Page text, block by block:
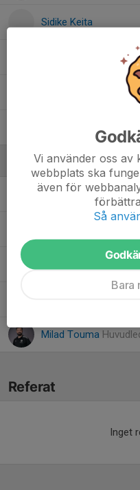
Sidike Keita
19. Theodor Ringborg
21. Vilhelm Hansson
10. Yohanna Issa
Ledare
Alexander Touma
Milad Touma
Referat
Inget
Vi använder oss
webbplats ska
även för
Så
Bara